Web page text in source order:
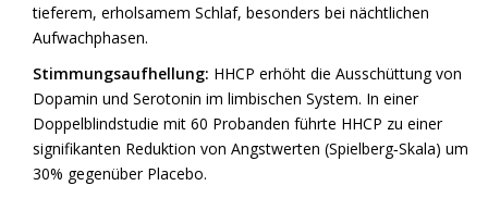
tieferem, erholsamem Schlaf, besonders bei nächtlichen
Aufwachphasen.
Stimmungsaufhellung: HHCP erhöht die Ausschüttung von
Dopamin und Serotonin im limbischen System. In einer
Doppelblindstudie mit 60 Probanden führte HHCP zu einer
signifikanten Reduktion von Angstwerten (Spielberg‑Skala) um
30% gegenüber Placebo.